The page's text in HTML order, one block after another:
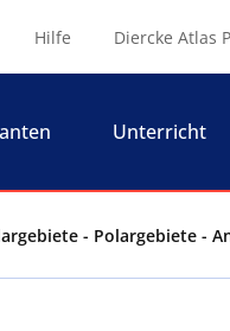
Hilfe Diercke Atlas
Unterricht
- Polargebiete -